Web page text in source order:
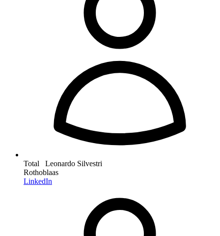
Total Leonardo Silvestri
Rothoblaas
LinkedIn